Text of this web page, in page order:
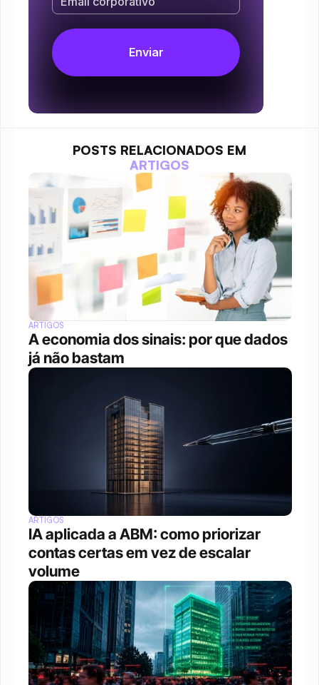
POSTS RELACIONADOS EM
ARTIGOS
ARTIGOS
A economia dos sinais: por que dados
já não bastam
ARTIGOS
IA aplicada a ABM: como priorizar
contas certas em vez de escalar
volume